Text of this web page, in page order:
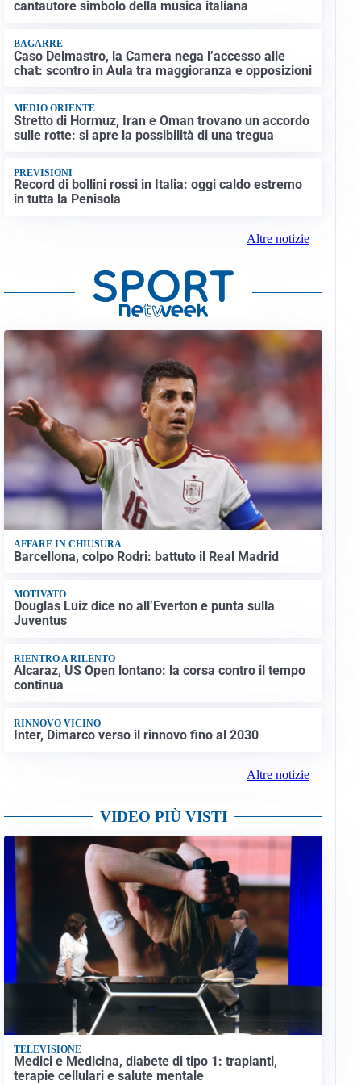
cantautore simbolo della musica italiana
BAGARRE
Caso Delmastro, la Camera nega l’accesso alle
chat: scontro in Aula tra maggioranza e opposizioni
MEDIO ORIENTE
Stretto di Hormuz, Iran e Oman trovano un accordo
sulle rotte: si apre la possibilità di una tregua
PREVISIONI
Record di bollini rossi in Italia: oggi caldo estremo
in tutta la Penisola
Altre notizie
AFFARE IN CHIUSURA
Barcellona, colpo Rodri: battuto il Real Madrid
MOTIVATO
Douglas Luiz dice no all’Everton e punta sulla
Juventus
RIENTRO A RILENTO
Alcaraz, US Open lontano: la corsa contro il tempo
continua
RINNOVO VICINO
Inter, Dimarco verso il rinnovo fino al 2030
Altre notizie
VIDEO PIÙ VISTI
TELEVISIONE
Medici e Medicina, diabete di tipo 1: trapianti,
terapie cellulari e salute mentale